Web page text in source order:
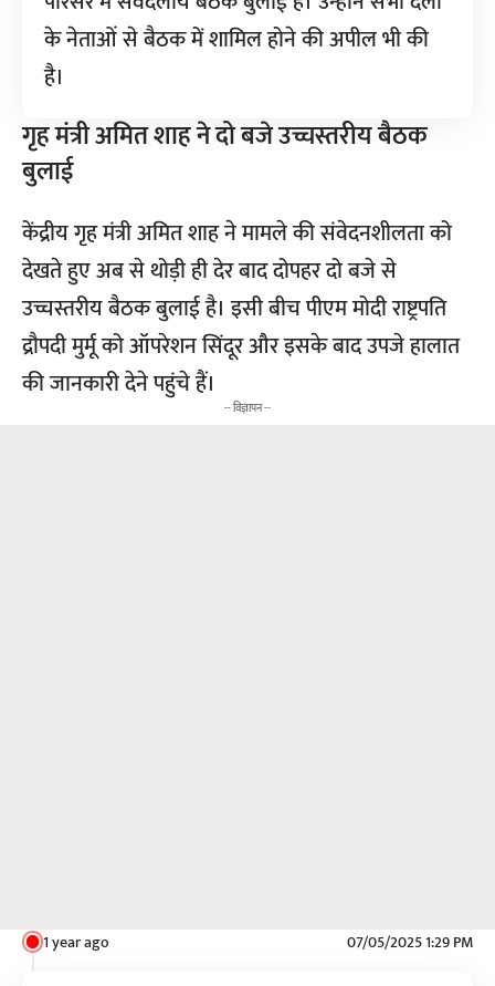
के नेताओं से बैठक में शामिल होने की अपील भी की
है।
गृह मंत्री अमित शाह ने दो बजे उच्चस्तरीय बैठक
बुलाई
केंद्रीय गृह मंत्री अमित शाह ने मामले की संवेदनशीलता को
देखते हुए अब से थोड़ी ही देर बाद दोपहर दो बजे से
उच्चस्तरीय बैठक बुलाई है। इसी बीच पीएम मोदी राष्ट्रपति
द्रौपदी मुर्मू को ऑपरेशन सिंदूर और इसके बाद उपजे हालात
की जानकारी देने पहुंचे हैं।
-- विज्ञापन --
1 year ago 07/05/2025 1:29 PM